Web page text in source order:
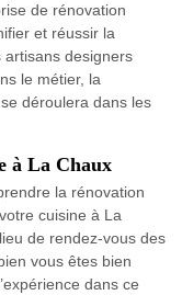
de rénovation
et réussir la
designers
le métier, la
déroulera dans les
à La Chaux
la rénovation
cuisine à La
de rendez-vous des
vous êtes bien
dans ce